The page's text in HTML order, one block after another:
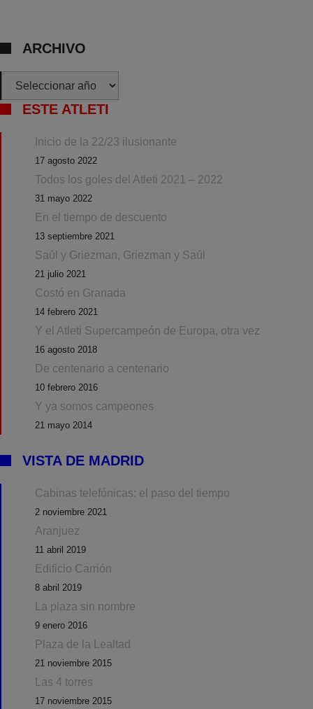
ARCHIVO
Archivos
ESTE ATLETI
Inicio de la 22/23 ilusionante
17 agosto 2022
Todos los goles del Atleti 2021 – 2022
31 mayo 2022
En el tiempo de descuento
13 septiembre 2021
Saúl y Griezman, Griezman y Saúl
21 julio 2021
Costó en Granada
14 febrero 2021
Y el Atleti Supercampeón de Europa, otra vez
16 agosto 2018
De centenario a centenario
10 febrero 2016
Y ya somos campeones
21 mayo 2014
VISTA DE MADRID
Cabinas telefónicas: el paso del tiempo
2 noviembre 2021
Aranjuez
11 abril 2019
Edificio Carrión
8 abril 2019
La plaza sin nombre
9 enero 2016
Plaza de la Lealtad
21 noviembre 2015
Las 4 torres
17 noviembre 2015